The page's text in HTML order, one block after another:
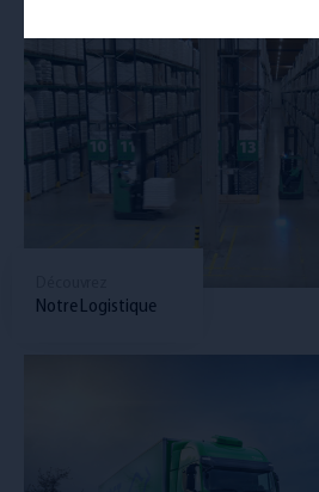
Notre Logistique